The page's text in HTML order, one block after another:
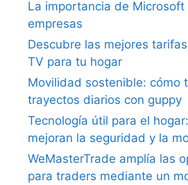
La importancia de Microsoft
empresas
Descubre las mejores
TV para tu hogar
Movilidad sostenible: cómo
trayectos diarios con guppy
Tecnología útil para el
mejoran la seguridad y la
WeMasterTrade amplía las
para traders mediante un